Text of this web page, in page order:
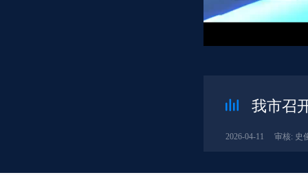
我市召
2026-04-11 审核: 史